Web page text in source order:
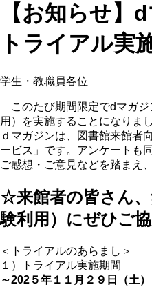
【お知らせ】
トライアル実
学生・教職員各位
このたび期間限定でdマガジ
用）を実施することになりまし
ｄマガジンは、図書館来館者
ービス」です。アンケートも
ご感想・ご意見などを踏まえ
☆来館者の皆さん
験利用）にぜひご協
＜トライアルのあらまし＞
１）トライアル実施期
～202５年１１月２９日（土）